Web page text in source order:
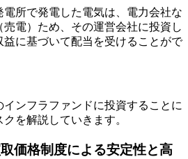
所で発電した電気は、電力会社な
電）ため、その運営会社に投資し
に基づいて配当を受けることがで
ンフラファンドに投資することに
を解説していきます。
価格制度による安定性と高